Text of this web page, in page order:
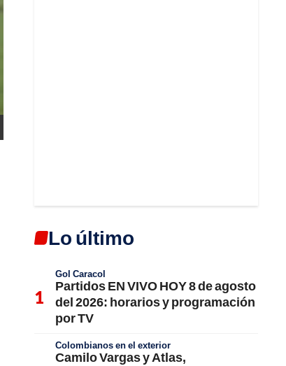
Lo último
Gol Caracol
Partidos EN VIVO HOY 8 de agosto
del 2026: horarios y programación
por TV
Colombianos en el exterior
Camilo Vargas y Atlas,